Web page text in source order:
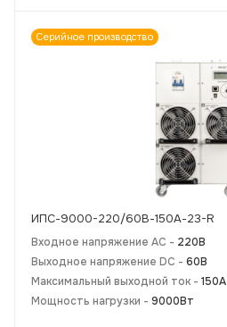
Серийное производство
ИПС-9000-220/60В-150А-23-R
Входное напряжение AC - 220В
Выходное напряжение DC - 60В
Максимальный выходной ток - 150А
Мощность нагрузки - 9000Вт